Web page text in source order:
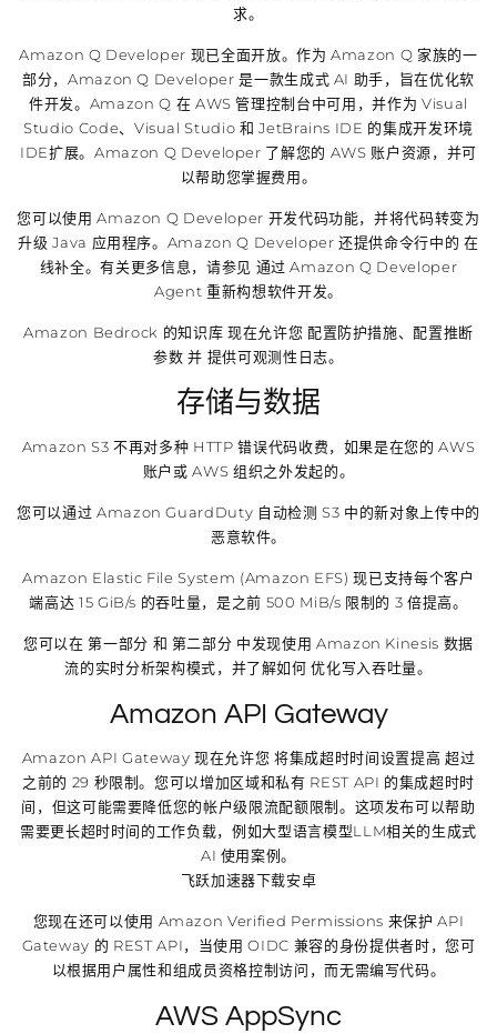
求。
Amazon Q Developer 现已全面开放。作为 Amazon Q 家族的一
部分，Amazon Q Developer 是一款生成式 AI 助手，旨在优化软
件开发。Amazon Q 在 AWS 管理控制台中可用，并作为 Visual
Studio Code、Visual Studio 和 JetBrains IDE 的集成开发环境
IDE扩展。Amazon Q Developer 了解您的 AWS 账户资源，并可
以帮助您掌握费用。
您可以使用 Amazon Q Developer 开发代码功能，并将代码转变为
升级 Java 应用程序。Amazon Q Developer 还提供命令行中的 在
线补全。有关更多信息，请参见 通过 Amazon Q Developer
Agent 重新构想软件开发。
Amazon Bedrock 的知识库 现在允许您 配置防护措施、配置推断
参数 并 提供可观测性日志。
存储与数据
Amazon S3 不再对多种 HTTP 错误代码收费，如果是在您的 AWS
账户或 AWS 组织之外发起的。
您可以通过 Amazon GuardDuty 自动检测 S3 中的新对象上传中的
恶意软件。
Amazon Elastic File System (Amazon EFS) 现已支持每个客户
端高达 15 GiB/s 的吞吐量，是之前 500 MiB/s 限制的 3 倍提高。
您可以在 第一部分 和 第二部分 中发现使用 Amazon Kinesis 数据
流的实时分析架构模式，并了解如何 优化写入吞吐量。
Amazon API Gateway
Amazon API Gateway 现在允许您 将集成超时时间设置提高 超过
之前的 29 秒限制。您可以增加区域和私有 REST API 的集成超时时
间，但这可能需要降低您的帐户级限流配额限制。这项发布可以帮助
需要更长超时时间的工作负载，例如大型语言模型LLM相关的生成式
AI 使用案例。
飞跃加速器下载安卓
您现在还可以使用 Amazon Verified Permissions 来保护 API
Gateway 的 REST API，当使用 OIDC 兼容的身份提供者时，您可
以根据用户属性和组成员资格控制访问，而无需编写代码。
AWS AppSync